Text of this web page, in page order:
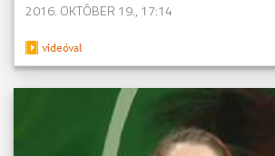
2016. OKTÓBER 19., 17:14